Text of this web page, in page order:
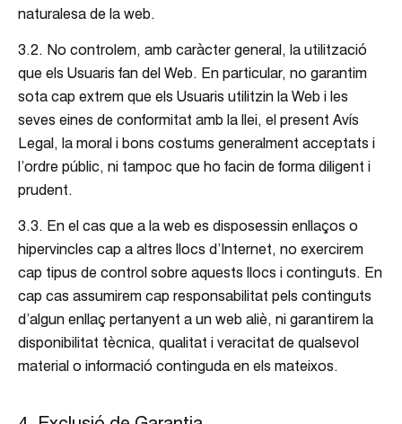
naturalesa de la web.
3.2. No controlem, amb caràcter general, la utilització
que els Usuaris fan del Web. En particular, no garantim
sota cap extrem que els Usuaris utilitzin la Web i les
seves eines de conformitat amb la llei, el present Avís
Legal, la moral i bons costums generalment acceptats i
l’ordre públic, ni tampoc que ho facin de forma diligent i
prudent.
3.3. En el cas que a la web es disposessin enllaços o
hipervincles cap a altres llocs d’Internet, no exercirem
cap tipus de control sobre aquests llocs i continguts. En
cap cas assumirem cap responsabilitat pels continguts
d’algun enllaç pertanyent a un web aliè, ni garantirem la
disponibilitat tècnica, qualitat i veracitat de qualsevol
material o informació continguda en els mateixos.